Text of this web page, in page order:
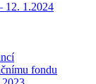
12. 1.2024
fondu